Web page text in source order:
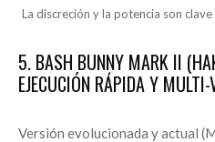
La discreción y la potencia son
5. BASH BUNNY MARK II
EJECUCIÓN RÁPIDA Y MULTI-
Versión evolucionada y actual